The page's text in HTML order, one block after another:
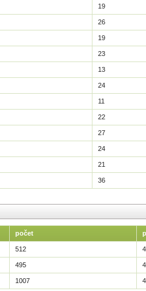
19
26
19
23
13
24
11
22
27
24
21
36
počet
512
495
1007